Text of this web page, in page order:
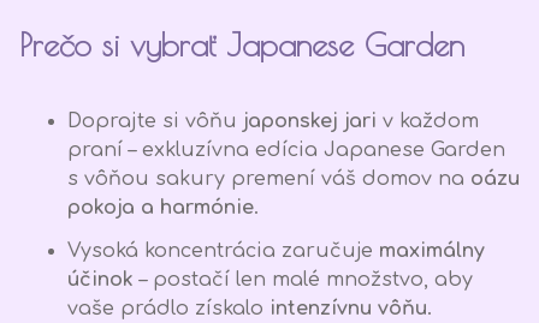
Prečo si vybrať Japanese Garden
Doprajte si vôňu japonskej jari v každom
praní – exkluzívna edícia Japanese Garden
s vôňou sakury premení váš domov na oázu
pokoja a harmónie.
Vysoká koncentrácia zaručuje maximálny
účinok – postačí len malé množstvo, aby
vaše prádlo získalo intenzívnu vôňu.